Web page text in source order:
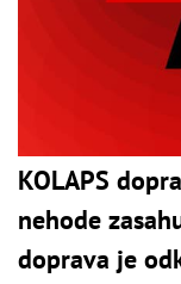
KOLAPS
nehode
doprava je